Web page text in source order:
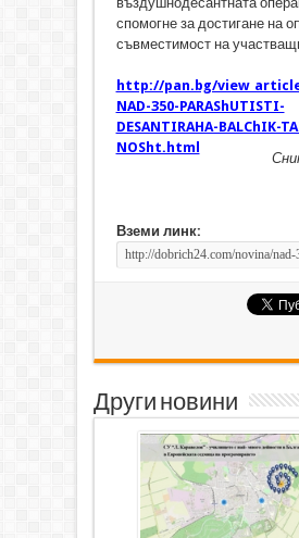
спомогне за достигане на
съвместимост на
http://pan.bg/
NAD-350-PARAShUTISTI-
DESANTIRAHA-BALChIK-
NOSht.html
Вземи линк:
Други новини